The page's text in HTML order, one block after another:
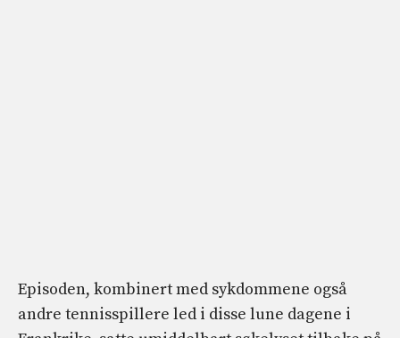
Episoden, kombinert med sykdommene også
andre tennisspillere led i disse lune dagene i